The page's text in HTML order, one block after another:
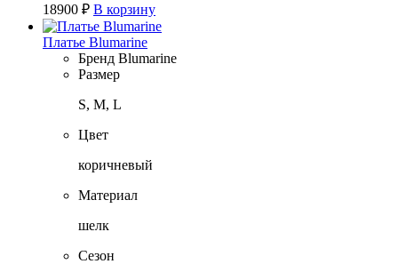
18900 ₽ В корзину
Платье Blumarine
Бренд Blumarine
Размер
S, M, L
Цвет
коричневый
Материал
шелк
Сезон